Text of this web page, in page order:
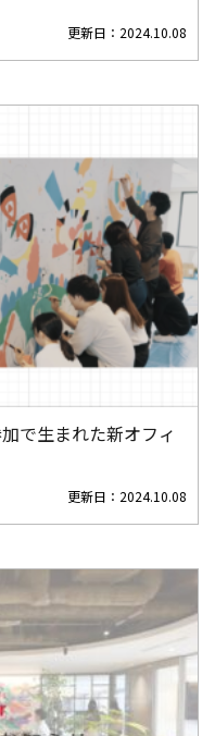
更新日： 2024.10.08
で生まれた新オフィ
更新日： 2024.10.08